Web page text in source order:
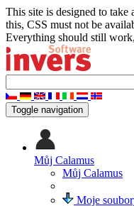
This site is designed to take
this, CSS must not be
Everything should still
Toggle navigation
Můj Calamus
Můj Calamus
Moje